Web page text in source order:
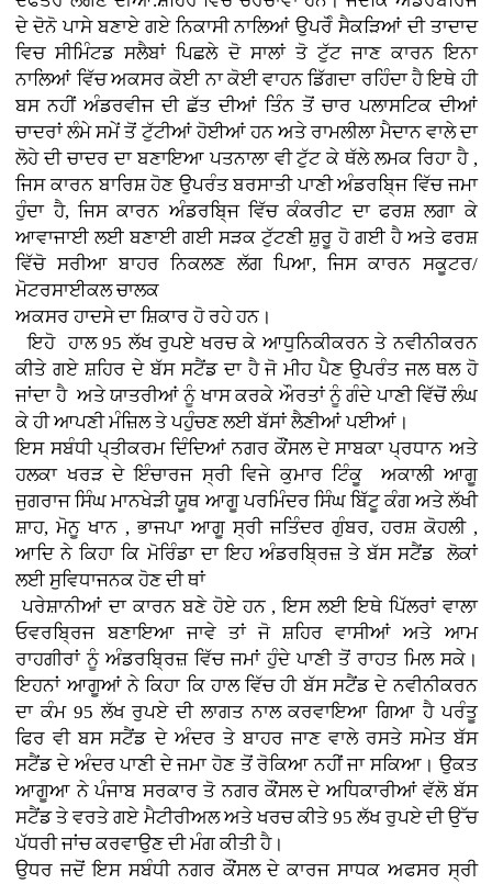
ਦੇ ਦੋਨੋ ਪਾਸੇ ਬਣਾਏ ਗਏ ਨਿਕਾਸੀ ਨਾਲਿਆਂ ਉਪਰੋੰ ਸੈਕੜਿਆਂ ਦੀ ਤਾਦਾਦ
ਵਿਚ ਸੀਮਿੰਟਡ ਸਲੈਬਾਂ ਪਿਛਲੇ ਦੋ ਸਾਲਾਂ ਤੋ ਟੁੱਟ ਜਾਣ ਕਾਰਨ ਇਨਾ
ਨਾਲਿਆਂ ਵਿੱਚ ਅਕਸਰ ਕੋਈ ਨਾ ਕੋਈ ਵਾਹਨ ਡਿੱਗਦਾ ਰਹਿੰਦਾ ਹੈ ਇਥੇ ਹੀ
ਬਸ ਨਹੀਂ ਅੰਡਰਵੀਜ ਦੀ ਛੱਤ ਦੀਆਂ ਤਿੰਨ ਤੋਂ ਚਾਰ ਪਲਾਸਟਿਕ ਦੀਆਂ
ਚਾਦਰਾਂ ਲੰਮੇ ਸਮੇਂ ਤੋਂ ਟੁੱਟੀਆਂ ਹੋਈਆਂ ਹਨ ਅਤੇ ਰਾਮਲੀਲਾ ਮੈਦਾਨ ਵਾਲੇ ਦਾ
ਲੋਹੇ ਦੀ ਚਾਦਰ ਦਾ ਬਣਾਇਆ ਪਤਨਾਲਾ ਵੀ ਟੁੱਟ ਕੇ ਥੱਲੇ ਲਮਕ ਰਿਹਾ ਹੈ ,
ਜਿਸ ਕਾਰਨ ਬਾਰਿਸ਼ ਹੋਣ ਉਪਰੰਤ ਬਰਸਾਤੀ ਪਾਣੀ ਅੰਡਰਬਿ੍ਜ ਵਿੱਚ ਜਮਾ
ਹੁੰਦਾ ਹੈ, ਜਿਸ ਕਾਰਨ ਅੰਡਰਬਿ੍ਜ ਵਿੱਚ ਕੰਕਰੀਟ ਦਾ ਫਰਸ਼ ਲਗਾ ਕੇ
ਆਵਾਜਾਈ ਲਈ ਬਣਾਈ ਗਈ ਸੜਕ ਟੁੱਟਣੀ ਸ਼ੁਰੂ ਹੋ ਗਈ ਹੈ ਅਤੇ ਫਰਸ਼
ਵਿੱਚੋ ਸਰੀਆ ਬਾਹਰ ਨਿਕਲਣ ਲੱਗ ਪਿਆ, ਜਿਸ ਕਾਰਨ ਸਕੂਟਰ/
ਮੋਟਰਸਾਈਕਲ ਚਾਲਕ
ਅਕਸਰ ਹਾਦਸੇ ਦਾ ਸ਼ਿਕਾਰ ਹੋ ਰਹੇ ਹਨ।
ਇਹੋ ਹਾਲ 95 ਲੱਖ ਰੁਪਏ ਖਰਚ ਕੇ ਆਧੁਨਿਕੀਕਰਨ ਤੇ ਨਵੀਨੀਕਰਨ
ਕੀਤੇ ਗਏ ਸ਼ਹਿਰ ਦੇ ਬੱਸ ਸਟੈਂਡ ਦਾ ਹੈ ਜੋ ਮੀਹ ਪੈਣ ਉਪਰੰਤ ਜਲ ਥਲ ਹੋ
ਜਾਂਦਾ ਹੈ ਅਤੇ ਯਾਤਰੀਆਂ ਨੂੰ ਖਾਸ ਕਰਕੇ ਔਰਤਾਂ ਨੂੰ ਗੰਦੇ ਪਾਣੀ ਵਿੱਚੋਂ ਲੰਘ
ਕੇ ਹੀ ਆਪਣੀ ਮੰਜ਼ਿਲ ਤੇ ਪਹੁੰਚਣ ਲਈ ਬੱਸਾਂ ਲੈਣੀਆਂ ਪਈਆਂ।
ਇਸ ਸਬੰਧੀ ਪ੍ਤੀਕਰਮ ਦਿੰਦਿਆਂ ਨਗਰ ਕੌਂਸਲ ਦੇ ਸਾਬਕਾ ਪ੍ਰਧਾਨ ਅਤੇ
ਹਲਕਾ ਖਰੜ ਦੇ ਇੰਚਾਰਜ ਸ੍ਰੀ ਵਿਜੇ ਕੁਮਾਰ ਟਿੰਕੂ ਅਕਾਲੀ ਆਗੂ
ਜੁਗਰਾਜ ਸਿੰਘ ਮਾਨਖੇੜੀ ਯੂਥ ਆਗੂ ਪਰਮਿੰਦਰ ਸਿੰਘ ਬਿੱਟੂ ਕੰਗ ਅਤੇ ਲੱਖੀ
ਸ਼ਾਹ, ਮੋਨੂ ਖਾਨ , ਭਾਜਪਾ ਆਗੂ ਸ੍ਰੀ ਜਤਿੰਦਰ ਗੁੰਬਰ, ਹਰਸ਼ ਕੋਹਲੀ ,
ਆਦਿ ਨੇ ਕਿਹਾ ਕਿ ਮੋਰਿੰਡਾ ਦਾ ਇਹ ਅੰਡਰਬ੍ਰਿਜ਼ ਤੇ ਬੱਸ ਸਟੈਂਡ ਲੋਕਾਂ
ਲਈ ਸੁਵਿਧਾਜਨਕ ਹੋਣ ਦੀ ਥਾਂ
ਪਰੇਸ਼ਾਨੀਆਂ ਦਾ ਕਾਰਨ ਬਣੇ ਹੋਏ ਹਨ , ਇਸ ਲਈ ਇਥੇ ਪਿੱਲਰਾਂ ਵਾਲਾ
ਓਵਰਬ੍ਰਿਜ ਬਣਾਇਆ ਜਾਵੇ ਤਾਂ ਜੋ ਸ਼ਹਿਰ ਵਾਸੀਆਂ ਅਤੇ ਆਮ
ਰਾਹਗੀਰਾਂ ਨੂੰ ਅੰਡਰਬ੍ਰਿਜ਼ ਵਿੱਚ ਜਮਾਂ ਹੁੰਦੇ ਪਾਣੀ ਤੋਂ ਰਾਹਤ ਮਿਲ ਸਕੇ।
ਇਹਨਾਂ ਆਗੂਆਂ ਨੇ ਕਿਹਾ ਕਿ ਹਾਲ ਵਿੱਚ ਹੀ ਬੱਸ ਸਟੈਂਡ ਦੇ ਨਵੀਨੀਕਰਨ
ਦਾ ਕੰਮ 95 ਲੱਖ ਰੁਪਏ ਦੀ ਲਾਗਤ ਨਾਲ ਕਰਵਾਇਆ ਗਿਆ ਹੈ ਪਰੰਤੂ
ਫਿਰ ਵੀ ਬਸ ਸਟੈਂਡ ਦੇ ਅੰਦਰ ਤੇ ਬਾਹਰ ਜਾਣ ਵਾਲੇ ਰਸਤੇ ਸਮੇਤ ਬੱਸ
ਸਟੈਂਡ ਦੇ ਅੰਦਰ ਪਾਣੀ ਦੇ ਜਮਾ ਹੋਣ ਤੋਂ ਰੋਕਿਆ ਨਹੀਂ ਜਾ ਸਕਿਆ। ਉਕਤ
ਆਗੂਆ ਨੇਪੰਜਾਬ ਸਰਕਾਰ ਤੋ ਨਗਰ ਕੌਂਸਲ ਦੇ ਅਧਿਕਾਰੀਆਂ ਵੱਲੋਬੱਸ
ਸਟੈਂਡ ਤੇ ਵਰਤੇ ਗਏ ਮੈਟੀਰੀਅਲ ਅਤੇ ਖਰਚ ਕੀਤੇ 95 ਲੱਖ ਰੁਪਏ ਦੀ ਉੱਚ
ਪੱਧਰੀ ਜਾਂਚ ਕਰਵਾਉਣ ਦੀ ਮੰਗ ਕੀਤੀ ਹੈ।
ਉਧਰ ਜਦੋਂ ਇਸ ਸਬੰਧੀ ਨਗਰ ਕੌਂਸਲ ਦੇ ਕਾਰਜ ਸਾਧਕ ਅਫਸਰ ਸ੍ਰੀ